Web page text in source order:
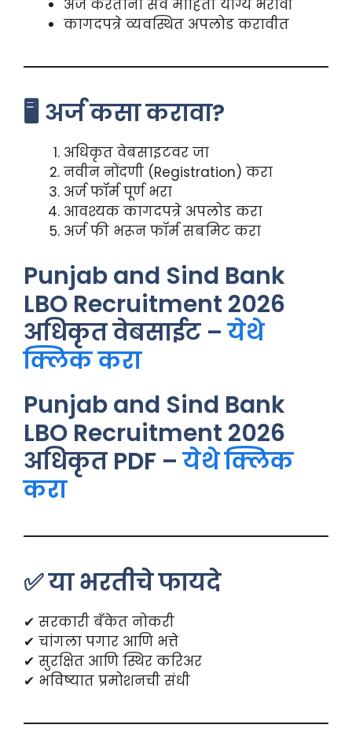
अर्ज करताना सर्व माहिती योग्य भरावी
कागदपत्रे व्यवस्थित अपलोड करावीत
🖥️ अर्ज कसा करावा?
अधिकृत वेबसाइटवर जा
नवीन नोंदणी (Registration) करा
अर्ज फॉर्म पूर्ण भरा
आवश्यक कागदपत्रे अपलोड करा
अर्ज फी भरून फॉर्म सबमिट करा
Punjab and Sind Bank
LBO Recruitment 2026
अधिकृत वेबसाईट –येथे
क्लिक करा
Punjab and Sind Bank
LBO Recruitment 2026
अधिकृत PDF –येथे क्लिक
करा
✅ या भरतीचे फायदे
✔ सरकारी बँकेत नोकरी
✔ चांगला पगार आणि भत्ते
✔ सुरक्षित आणि स्थिर करिअर
✔ भविष्यात प्रमोशनची संधी